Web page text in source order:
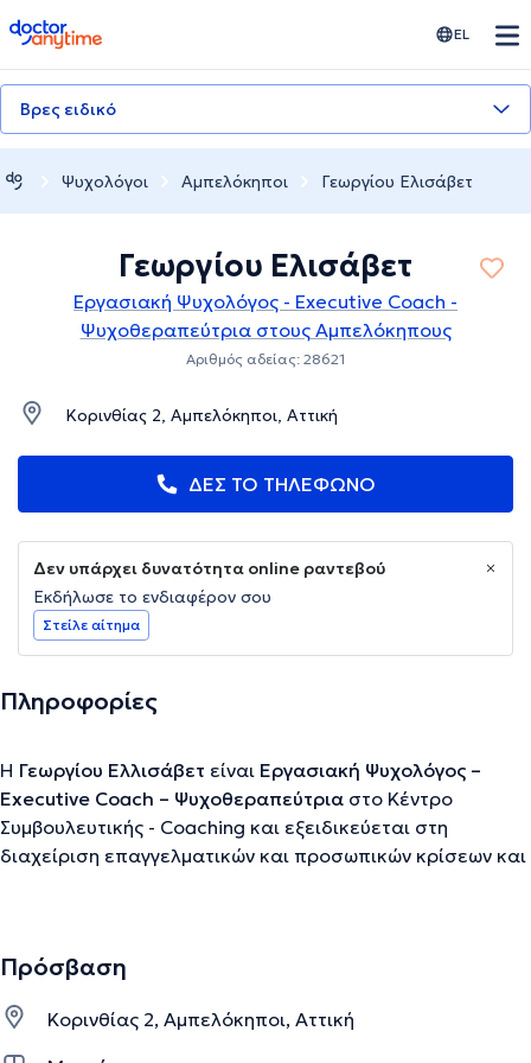
doctoranytime EL
Βρες ειδικό
Ψυχολόγοι Αμπελόκηποι Γεωργίου Ελισάβετ
Γεωργίου Ελισάβετ
Εργασιακή Ψυχολόγος - Executive Coach -
Ψυχοθεραπεύτρια στους Αμπελόκηπους
Αριθμός αδείας: 28621
Κορινθίας 2, Αμπελόκηποι, Αττική
ΔΕΣ ΤΟ ΤΗΛΕΦΩΝΟ
Δεν υπάρχει δυνατότητα online ραντεβού
Εκδήλωσε το ενδιαφέρον σου
Στείλε αίτημα
Πληροφορίες
Η Γεωργίου Ελλισάβετ είναι Εργασιακή Ψυχολόγος –
Executive Coach – Ψυχοθεραπεύτρια στο Κέντρο
Συμβουλευτικής - Coaching και εξειδικεύεται στη
διαχείριση επαγγελματικών και προσωπικών κρίσεων και
προγραμμάτων Εταιρικής Κοινωνικής Ευθύνης. Έχει
θέματα ανάπτυξης και διαχείρισης ανθρώπινου
δυναμικού και παράλληλη πολυετή εμπειρία ως
Πρόσβαση
Κορινθίας 2, Αμπελόκηποι, Αττική